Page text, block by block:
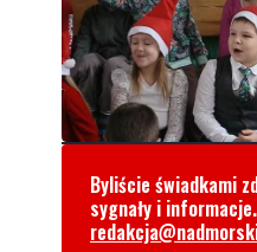
Byliście świadkami
sygnały i